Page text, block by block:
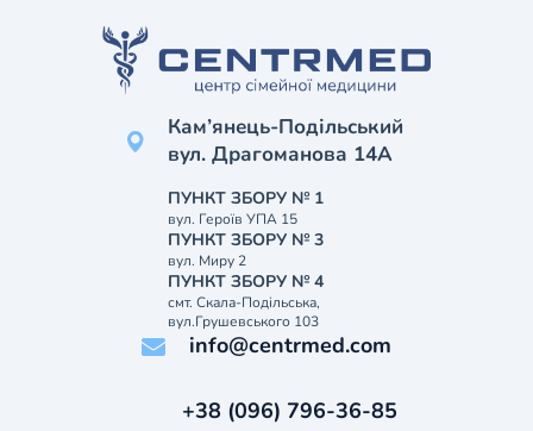
Кам’янець-Подільський
вул. Драгоманова 14А
ПУНКТ ЗБОРУ № 1
вул. Героїв УПА 15
ПУНКТ ЗБОРУ № 3
вул. Миру 2
ПУНКТ ЗБОРУ № 4
смт. Скала-Подільська,
вул.Грушевського 103
info@centrmed.com
+38 (096) 796-36-85